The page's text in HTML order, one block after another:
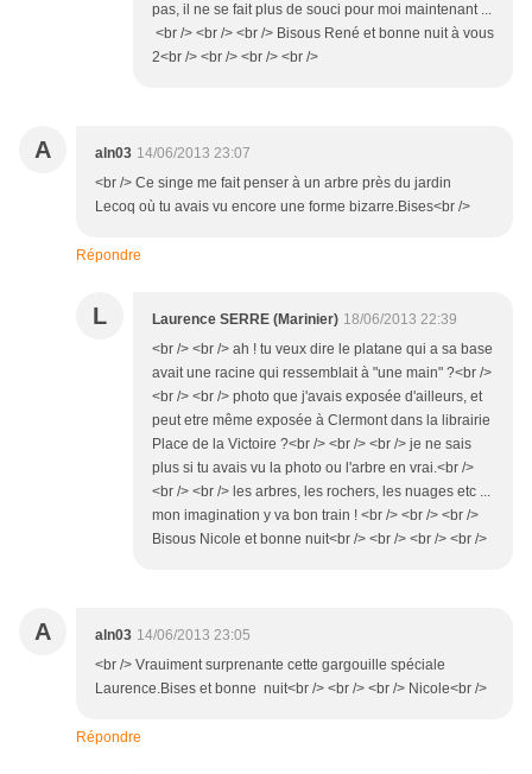
pas, il ne se fait plus de souci pour moi maintenant ...
<br /> <br /> <br /> Bisous René et bonne nuit à vous
2<br /> <br /> <br /> <br />
A aln03 14/06/2013 23:07
<br /> Ce singe me fait penser à un arbre près du jardin
Lecoq où tu avais vu encore une forme bizarre.Bises<br />
Répondre
L Laurence SERRE (Marinier) 18/06/2013 22:39
<br /> <br /> ah ! tu veux dire le platane qui a sa base
avait une racine qui ressemblait à "une main" ?<br />
<br /> <br /> photo que j'avais exposée d'ailleurs, et
peut etre même exposée à Clermont dans la librairie
Place de la Victoire ?<br /> <br /> <br /> je ne sais
plus si tu avais vu la photo ou l'arbre en vrai.<br />
<br /> <br /> les arbres, les rochers, les nuages etc ...
mon imagination y va bon train ! <br /> <br /> <br />
Bisous Nicole et bonne nuit<br /> <br /> <br /> <br />
A aln03 14/06/2013 23:05
<br /> Vrauiment surprenante cette gargouille spéciale
Laurence.Bises et bonne nuit<br /> <br /> <br /> Nicole<br />
Répondre